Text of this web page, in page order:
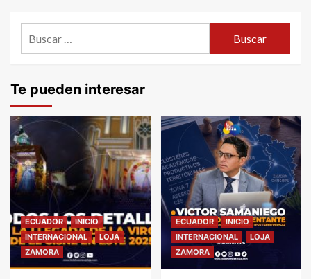
Te pueden interesar
ECUADOR
INICIO
INTERNACIONAL
LOJA
ZAMORA
ECUADOR
INICIO
INTERNACIONAL
LOJA
ZAMORA